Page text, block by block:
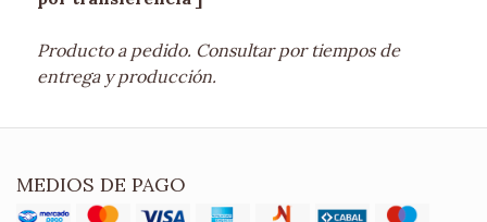
Producto a pedido. Consultar por tiempos de
entrega y producción.
MEDIOS DE PAGO